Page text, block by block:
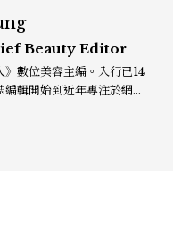
Beauty Editor
》數位美容主編。入行已14
輯開始到近年專注於網路
香氛、頭髮...等與美有關的
膩敏銳的觀察力，深入報導